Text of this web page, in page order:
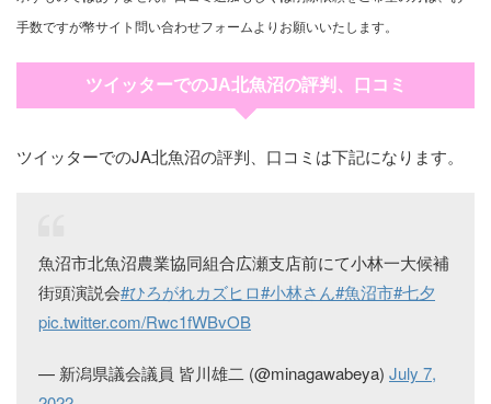
手数ですが幣サイト問い合わせフォームよりお願いいたします。
ツイッターでのJA北魚沼の評判、口コミ
ツイッターでのJA北魚沼の評判、口コミは下記になります。
魚沼市北魚沼農業協同組合広瀬支店前にて小林一大候補
街頭演説会#ひろがれカズヒロ#小林さん#魚沼市#七夕
pic.twitter.com/Rwc1fWBvOB
— 新潟県議会議員 皆川雄二 (@minagawabeya) July 7,